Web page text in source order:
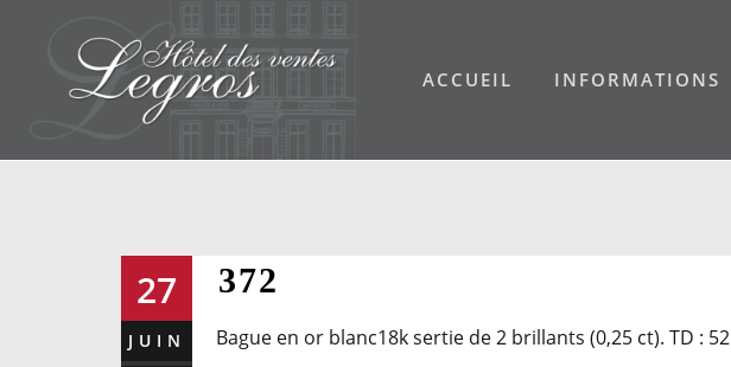
ACCUEIL INFORMATIONS
27
JUIN
372
Bague en or blanc18k sertie de 2 brillants (0,25 ct). TD : 52